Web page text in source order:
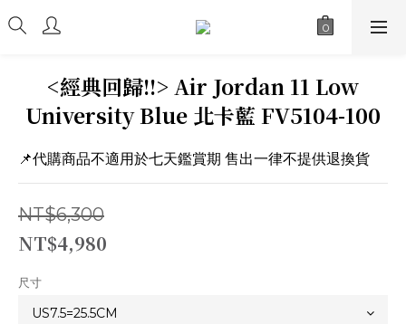
<經典回歸!!> Air Jordan 11 Low
University Blue 北卡藍 FV5104-100
📌代購商品不適用於七天鑑賞期 售出一律不提供退換貨
NT$6,300
NT$4,980
尺寸